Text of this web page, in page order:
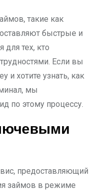
быстрые и
тех, кто
Если вы
и хотите узнать, как
мы
по этому процессу.
предоставляющий
займов в режиме